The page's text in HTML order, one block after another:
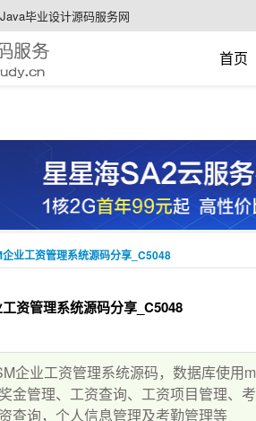
毕业设计源码服务网
首页
业工资管理系统源码分享_C5048
资管理系统源码分享_C5048
企业工资管理系统源码，数据库使用
金管理、工资查询、工资项目管理、
查询，个人信息管理及考勤管理等